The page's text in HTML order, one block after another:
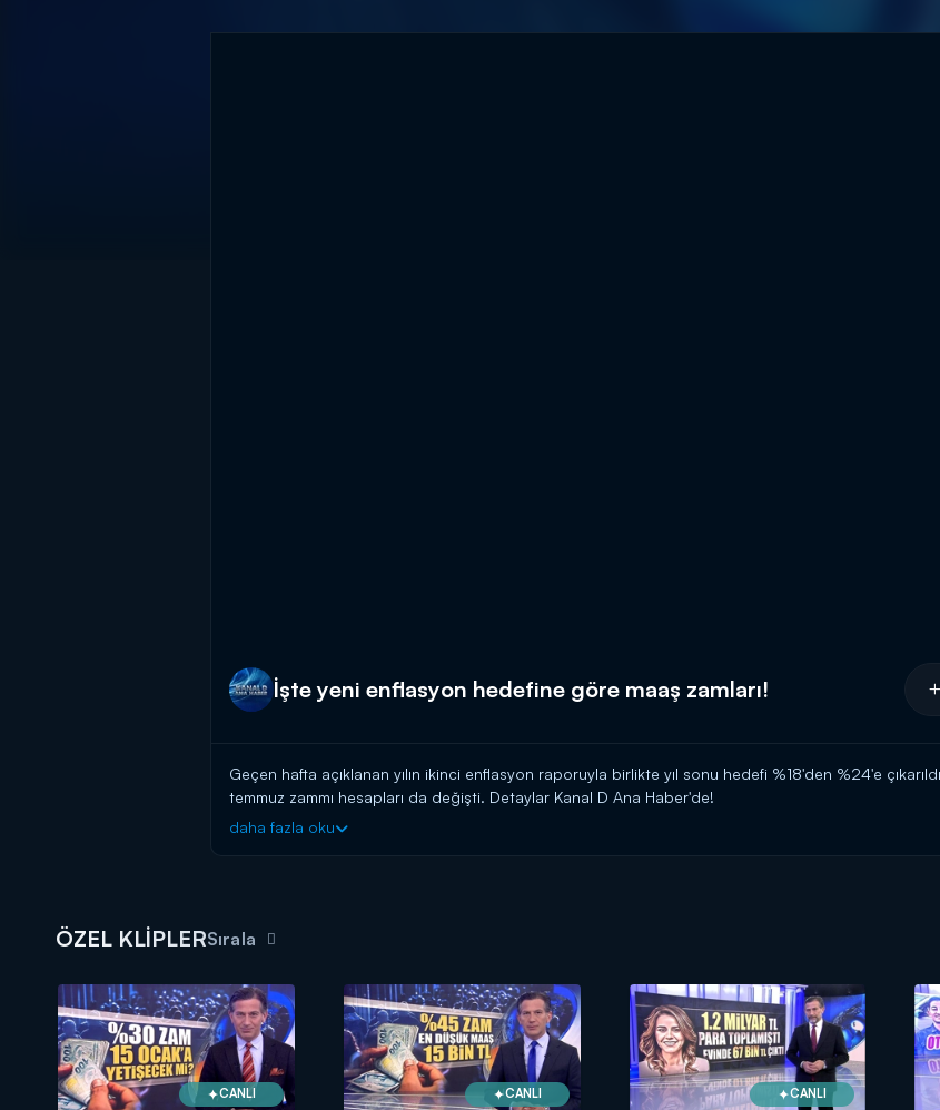
İşte yeni enflasyon hedefine göre maaş zamları!
Geçen hafta açıklanan yılın ikinci enflasyon raporuyla birlikte yıl sonu hedefi %18'den %24'e
temmuz zammı hesapları da değişti. Detaylar Kanal D Ana Haber'de!
Kanal D Haber, hafta içi her akşam Kanal D'de!
daha fazla oku
ÖZEL KLİPLERSırala
CANLI CANLI CANLI